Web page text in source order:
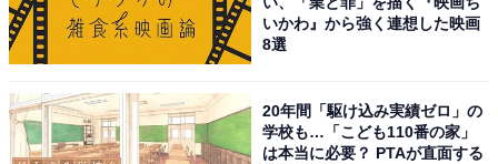
いかわ』から強く連想した映画
8選
20年間「駆け込み実績ゼロ」の
学校も…「こども110番の家」
は本当に必要？ PTAが直面する